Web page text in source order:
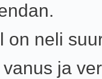
on neli
ja